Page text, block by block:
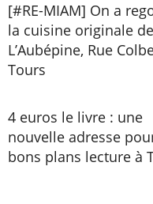
[#RE-MIAM] On a
la cuisine originale de
L’Aubépine, Rue
Tours
4 euros le livre : une
nouvelle adresse
bons plans lecture à